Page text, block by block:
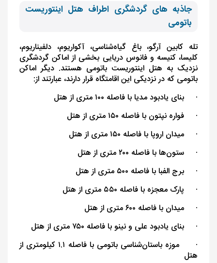
جاذبه های گردشگری اطراف هتل اینتوریست
باتومی
تله کابین آرگو، باغ گیاه‌شناسی، آکواریوم، دلفیناریوم،
کلیسا، کنیسه و فانوس دریایی بخشی از اماکن گردشگری
نزدیک به هتل اینتوریست باتومی هستند. دیگر اماکن
باتومی که در نزدیکی این اقامتگاه قرار دارند، عبارتند از:
·
بنای یادبود مدیا با فاصله ۱۰۰ متری از هتل
·
فواره نپتون با فاصله ۱۵۰ متری از هتل
·
میدان اروپا با فاصله ۱۵۰ متری از هتل
·
ستون‌ها با فاصله ۲۰۰ متری از هتل
·
برج الفبا با فاصله ۵۰۰ متری از هتل
·
پارک معجزه با فاصله ۵۵۰ متری از هتل
·
میدان با فاصله ۶۰۰ متری از هتل
·
بنای یادبود علی و نینو با فاصله ۷۵۰ متری از هتل
·
موزه باستان‌شناسی باتومی با فاصله ۱.۱ کیلومتری از
هتل